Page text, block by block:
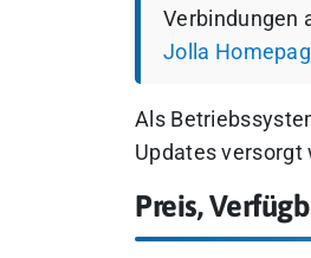
Verbindungen
Jolla
Als
Updates versorgt
Preis,